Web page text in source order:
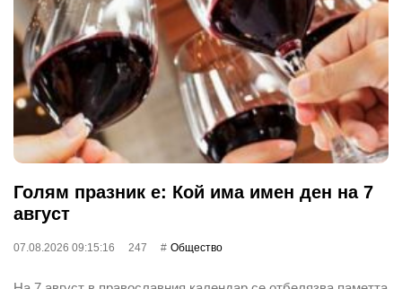
Голям празник е: Кой има имен ден на 7
август
07.08.2026 09:15:16 247 Общество